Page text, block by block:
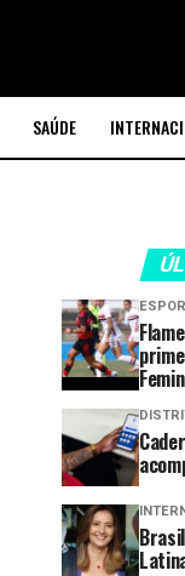
SAÚDE